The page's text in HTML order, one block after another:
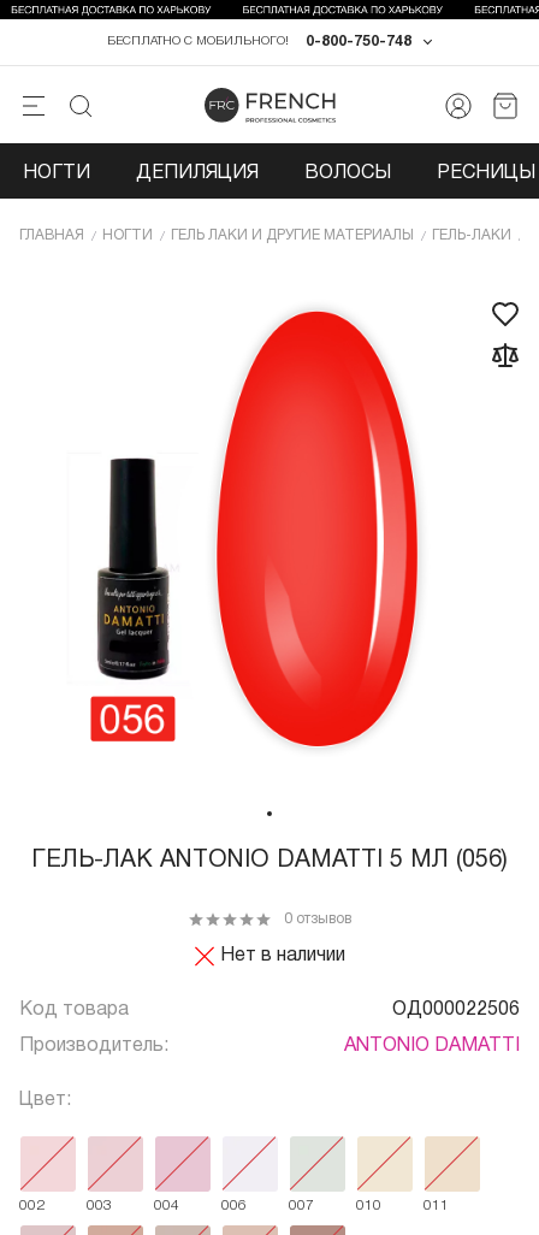
0-800-750-748
БЕСПЛАТНО С МОБИЛЬНОГО!
НОГТИ ДЕПИЛЯЦИЯ ВОЛОСЫ РЕСНИЦЫ
ГЛАВНАЯ НОГТИ ГЕЛЬ ЛАКИ И ДРУГИЕ МАТЕРИАЛЫ ГЕЛЬ-ЛАКИ
ГЕЛЬ-ЛАК ANTONIO DAMATTI 5 МЛ (056)
Нет в наличии
0 отзывов
Код товара ОД000022506
Производитель: ANTONIO DAMATTI
Цвет:
002 003 004 006 007 010 011